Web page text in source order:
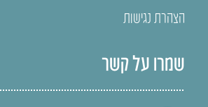
הצהרת נגישות
שמרו על קשר